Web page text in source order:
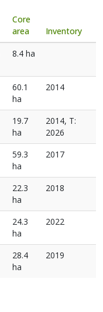
Core
area
Inventory
8.4 ha
60.1
ha
2014
19.7
ha
2014, T:
2026
59.3
ha
2017
22.3
ha
2018
24.3
ha
2022
28.4
ha
2019